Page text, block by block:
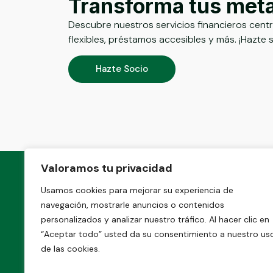
Valoramos tu privacidad
Usamos cookies para mejorar su experiencia de
navegación, mostrarle anuncios o contenidos
personalizados y analizar nuestro tráfico. Al hacer clic en
“Aceptar todo” usted da su consentimiento a nuestro
de las cookies.
Transforma tus
Descubre nuestros servicios financieros
flexibles, préstamos accesibles y más. ¡Hazte
Hazte Socio
Proporcionamos servicios financieros
cooperativos, promoviendo el ahorro,